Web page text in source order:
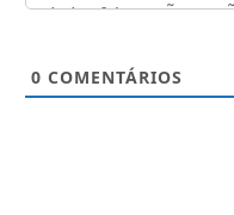
0 COMENTÁRIOS